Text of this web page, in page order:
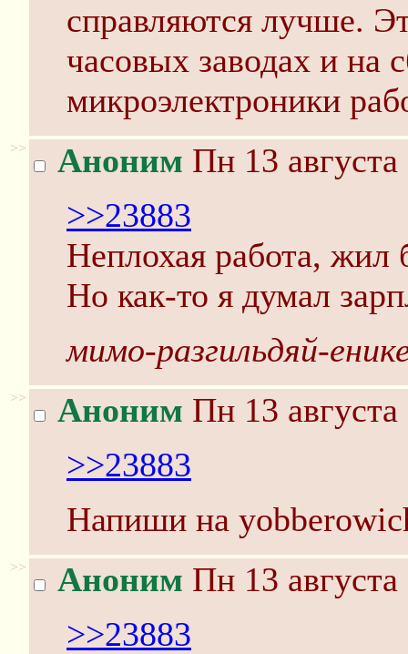
справляются лучше.
часовых заводах и на
микроэлектроники
>> Аноним Пн 13
>>23883
Неплохая работа,
Но как-то я думал
мимо-разгильдяй-
>> Аноним Пн 13
>>23883
Напиши на
>> Аноним Пн 13
>>23883